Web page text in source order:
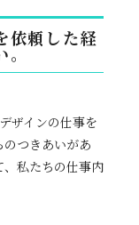
依頼した経
。
ザインの仕事を
つきあいがあ
、私たちの仕事内